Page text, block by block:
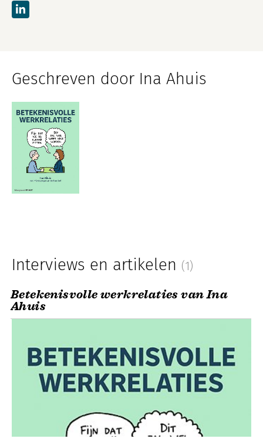
Geschreven door Ina Ahuis
Interviews en artikelen (1)
Betekenisvolle werkrelaties van Ina
Ahuis